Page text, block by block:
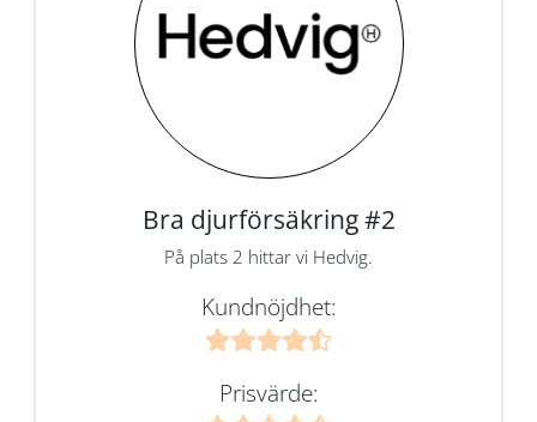
Bra djurförsäkring #2
På plats 2 hittar vi Hedvig.
Kundnöjdhet:
Prisvärde: